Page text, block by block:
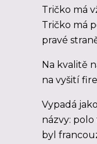
Tričko má
Tričko má
pravé
Na kvalitě
na vyšití
Vypadá
názvy:
byl